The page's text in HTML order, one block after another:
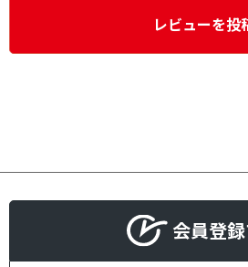
レビューを投
会員登